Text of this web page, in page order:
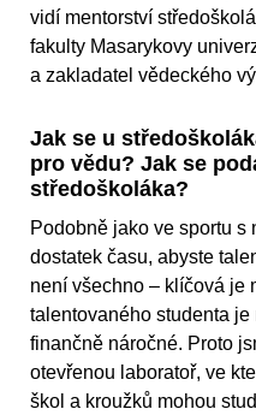
vidí mentorství
fakulty Masarykovy
a zakladatel vědeckého
Jak se u
pro vědu? Jak se
středoškoláka?
Podobně jako ve sportu s
dostatek času, abyste
není všechno – klíčová je
talentovaného studenta
finančně náročné. Proto
otevřenou laboratoř, ve
škol a kroužků mohou